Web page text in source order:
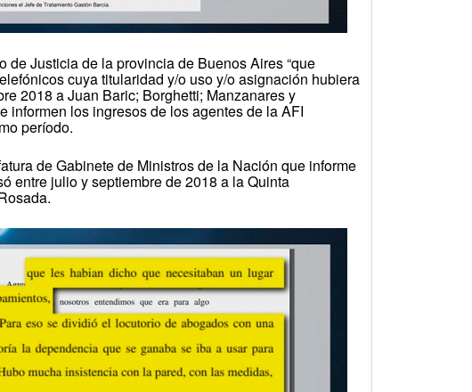
de Justicia de la provincia de Buenos Aires “que
cuya titularidad y/o uso y/o asignación hubiera
2018 a Juan Baric; Borghetti; Manzanares y
informen los ingresos de los agentes de la AFI
período.
de Gabinete de Ministros de la Nación que informe
entre julio y septiembre de 2018 a la Quinta